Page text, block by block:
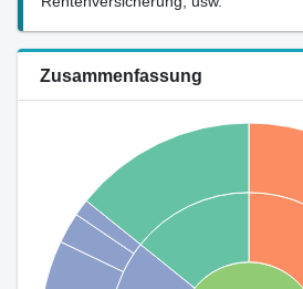
Zusammenfassung